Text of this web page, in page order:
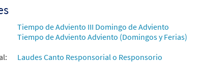
el Señor [Letra y Acordes – Descargue]
y Canto tercera edición
30112179 DIGITAL Agregar al carrito
Tiempo de Adviento III Domingo de Adviento
Tiempo de Adviento Adviento (Domingos y Ferias)
Laudes Canto Responsorial o Responsorio